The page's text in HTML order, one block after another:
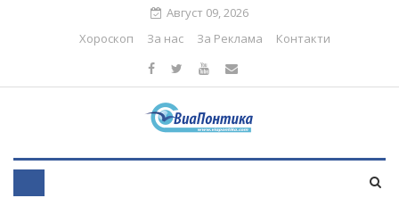
Август 09, 2026
Хороскоп
За нас За Реклама Контакти